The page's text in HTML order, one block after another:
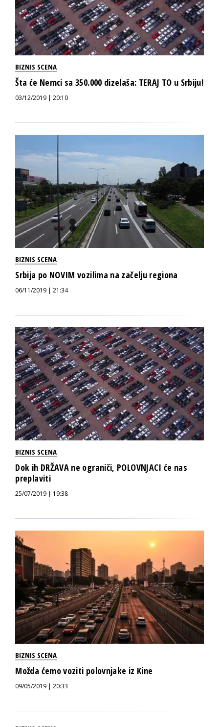
BIZNIS SCENA
Šta će Nemci sa 350.000 dizelaša: TERAJ TO u Srbiju!
03/12/2019 | 20:10
BIZNIS SCENA
Srbija po NOVIM vozilima na začelju regiona
06/11/2019 | 21:34
BIZNIS SCENA
Dok ih DRŽAVA ne ograniči, POLOVNJACI će nas
preplaviti
25/07/2019 | 19:38
BIZNIS SCENA
Možda ćemo voziti polovnjake iz Kine
09/05/2019 | 20:33